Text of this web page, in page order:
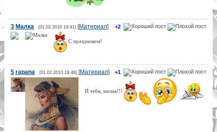
+2
3 Малка (01.02.2010 19:41)[Материал]
С праздником!
+1
5 rapana (01.02.2010 19:48)[Материал]
И тебя, милая!!!